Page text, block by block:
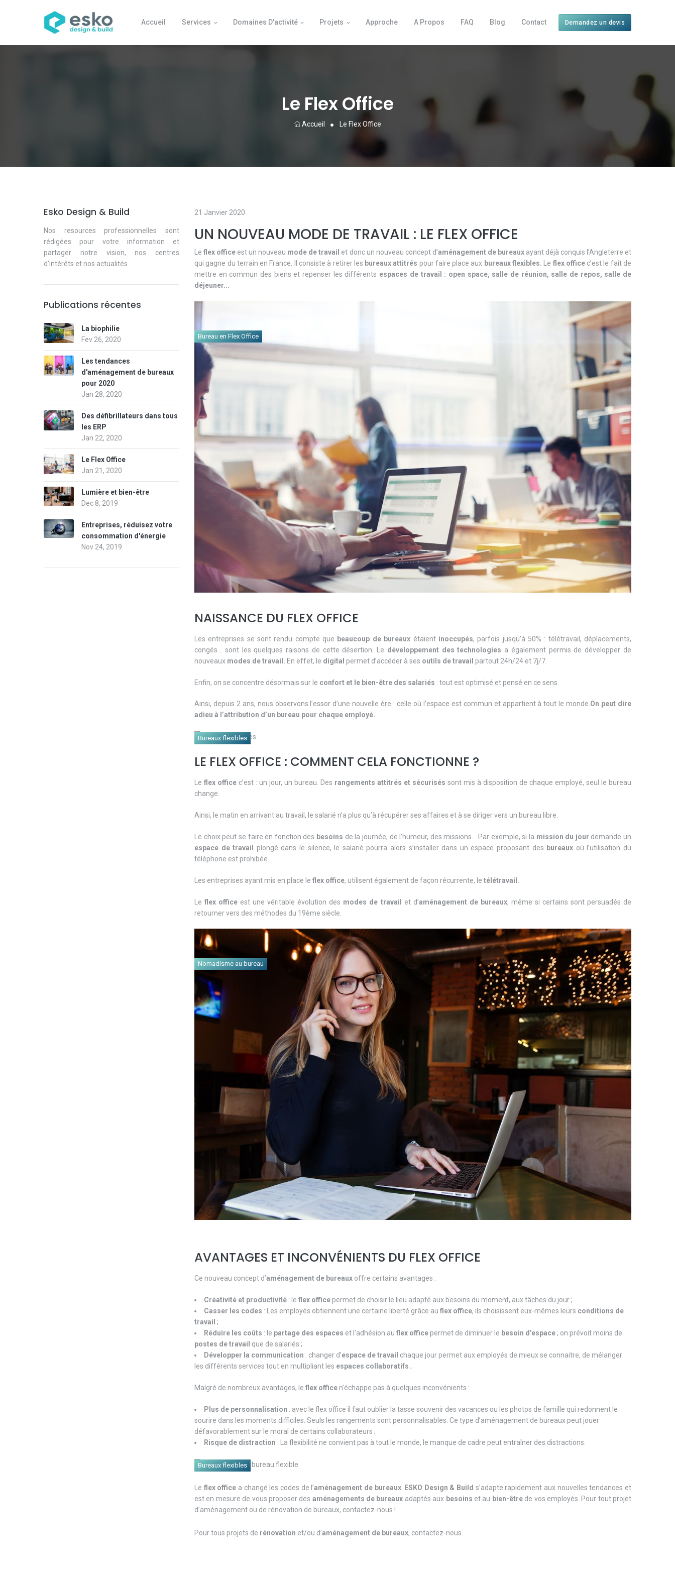
Accueil Services Domaines D'activité Projets Approche A Propos FAQ Blog Contact Demandez un devis
Le Flex Office
Accueil Le Flex Office
Esko Design & Build
Nos resources professionnelles sont
rédigées pour votre information et
partager notre vision, nos centres
d'intérêts et nos actualités.
Publications récentes
La biophilie
Fev 26, 2020
Les tendances
d'aménagement de bureaux
pour 2020
Jan 28, 2020
Des défibrillateurs dans tous
les ERP
Jan 22, 2020
Le Flex Office
Jan 21, 2020
Lumière et bien-être
Dec 8, 2019
Entreprises, réduisez votre
consommation d'énergie
Nov 24, 2019
21 Janvier 2020
UN NOUVEAU MODE DE TRAVAIL : LE FLEX OFFICE
Leflex office est un nouveau mode de travail et donc un nouveau concept d’aménagement de bureauxayant déjà conquis l’Angleterre et
qui gagne du terrain en France. Il consiste à retirer les bureaux attitrés pour faire place aux bureaux flexibles. Le flex officec’est le fait de
mettre en commun des biens et repenser les différents espaces de travail : open space, salle de réunion, salle de repos, salle de
déjeuner...
Bureau en Flex Office
NAISSANCE DU FLEX OFFICE
Les entreprises se sont rendu compte que beaucoup de bureaux étaient inoccupés, parfois jusqu’à 50% : télétravail, déplacements,
congés... sont les quelques raisons de cette désertion. Le développement des technologies a également permis de développer de
nouveaux modes de travail. En effet, le digital permet d’accéder à ses outils de travail partout 24h/24 et 7j/7.
Enfin, on se concentre désormais sur le confort et le bien-être des salariés : tout est optimisé et pensé en ce sens.
Ainsi, depuis 2 ans, nous observons l’essor d’une nouvelle ère : celle où l’espace est commun et appartient à tout le monde.On peut dire
adieu à l’attribution d’un bureau pour chaque employé.
Bureaux flexibles
LE FLEX OFFICE : COMMENT CELA FONCTIONNE ?
Le flex office c’est : un jour, un bureau. Des rangements attitrés et sécurisés sont mis à disposition de chaque employé, seul le bureau
change.
Ainsi, le matin en arrivant au travail, le salarié n’a plus qu’à récupérer ses affaires et à se diriger vers un bureau libre.
Le choix peut se faire en fonction des besoins de la journée, de l’humeur, des missions... Par exemple, si la mission du jour demande un
espace de travail
plongé dans le silence, le salarié pourra alors s’installer dans un espace proposant des bureaux où l’utilisation du
téléphone est prohibée.
Les entreprises ayant mis en place le flex office, utilisent également de façon récurrente, le télétravail.
Leflex office est une véritable évolution des modes de travail et d’aménagement de bureaux, même si certains sont persuadés de
retourner vers des méthodes du 19ème siècle.
Nomadisme au bureau
AVANTAGES ET INCONVÉNIENTS DU FLEX OFFICE
Ce nouveau concept d’aménagement de bureaux offre certains avantages :
Créativité et productivité : le flex officepermet de choisir le lieu adapté aux besoins du moment, aux tâches du jour ;
Casser les codes : Les employés obtiennent une certaine liberté grâce au flex office, ils choisissent eux-mêmes leurs conditions de
travail ;
Réduire les coûts : le partage des espaces et l’adhésion au flex officepermet de diminuer le besoin d’espace; on prévoit moins de
postes de travail que de salariés ;
Développer la communication : changer d’espace de travail chaque jour permet aux employés de mieux se connaitre, de mélanger
les différents services tout en multipliant les espaces collaboratifs ;
Malgré de nombreux avantages, le flex officen’échappe pas à quelques inconvénients :
Plus de personnalisation : avec le flex office il faut oublier la tasse souvenir des vacances ou les photos de famille qui redonnent le
sourire dans les moments difficiles. Seuls les rangements sont personnalisables. Ce type d’aménagement de bureaux peut jouer
défavorablement sur le moral de certains collaborateurs ;
Risque de distraction : La flexibilité ne convient pas à tout le monde, le manque de cadre peut entraîner des distractions.
Bureaux flexibles
Le flex office a changé les codes de l’aménagement de bureaux. ESKO Design & Build s’adapte rapidement aux nouvelles tendances et
est en mesure de vous proposer des aménagements de bureaux adaptés aux besoins et au bien-êtrede vos employés. Pour tout projet
d’aménagement ou de rénovation de bureaux, contactez-nous !
Pour tous projets de rénovation et/ou d’aménagement de bureaux, contactez-nous.